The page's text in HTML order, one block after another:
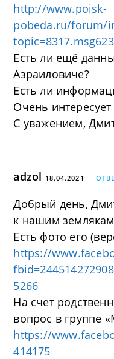
http://www.poisk-
pobeda.ru/forum/
Есть ли ещё
Азраиловиче?
Есть ли
Очень
С уважением,
adzol 18.04.2021
Добрый день,
к нашим
Есть фото его
https://
5266
На счет
вопрос в группе
https://
414175